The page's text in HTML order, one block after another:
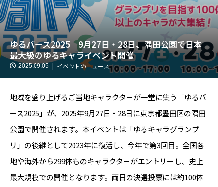
ゆるバース2025 9月27日・28日、隅田公園で日本
最大級のゆるキャライベント開催
2025.09.05 イベントのニュース
地域を盛り上げるご当地キャラクターが一堂に集う「ゆるバ
ース2025」が、2025年9月27日・28日に東京都墨田区の隅田
公園で開催されます。本イベントは「ゆるキャラグランプ
リ」の後継として2023年に復活し、今年で第3回目。全国各
地や海外から299体ものキャラクターがエントリーし、史上
最大規模での開催となります。両日の決選投票には約100体